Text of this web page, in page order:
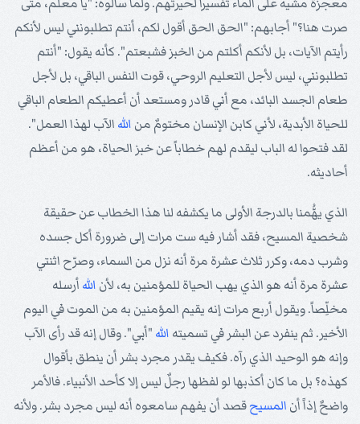
صرت هنا؟" أجابهم: "الحق الحق أقول لكم، أنتم تطلبونني ليس لأنكم
رأيتم الآيات، بل لأنكم أكلتم من الخبز فشبعتم". كأنه يقول: "أنتم
تطلبونني، ليس لأجل التعليم الروحي، قوت النفس الباقي، بل لأجل
طعام الجسد البائد، مع أني قادر ومستعد أن أعطيكم الطعام الباقي
للحياة الأبدية، لأني كابن الإنسان مختومٌ من الله الآب لهذا العمل".
لقد فتحوا له الباب ليقدم لهم خطاباً عن خبز الحياة، هو من أعظم
أحاديثه.
الذي يهُّمنا بالدرجة الأولى ما يكشفه لنا هذا الخطاب عن حقيقة
شخصية المسيح، فقد أشار فيه ست مرات إلى ضرورة أكل جسده
وشرب دمه، وكرر ثلاث عشرة مرة أنه نزل من السماء، وصرّح اثنتي
عشرة مرة أنه هو الذي يهب الحياة للمؤمنين به، لأن الله أرسله
مخلِّصاً. ويقول أربع مرات إنه يقيم المؤمنين به من الموت في اليوم
الأخير. ثم ينفرد عن البشر في تسميته الله "أبي". وقال إنه قد رأى الآب
وإنه هو الوحيد الذي رآه. فكيف يقدر مجرد بشر أن ينطق بأقوال
كهذه؟ بل ما كان أكذبها لو لفظها رجلٌ ليس إلا كأحد الأنبياء. فالأمر
واضحٌ إذاً أن المسيحقصد أن يفهم سامعوه أنه ليس مجرد بشر. ولأنه